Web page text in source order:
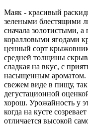
Маяк - красивый
зелеными блестящими
сначала золотистыми,
коралловыми ягодами
ценный сорт
средней толщины
сладкая на вкус, с
насыщенным ароматом.
свежем виде в пищу,
дегустационной
хорош. Урожайность у
когда на кусте
отличается высокой